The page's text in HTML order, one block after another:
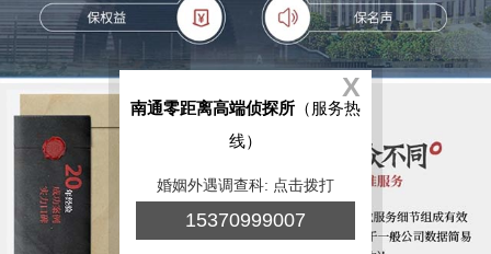
X
南通零距离高端侦探所 （服务热
线）
婚姻外遇调查科: 点击拨打
15370999007